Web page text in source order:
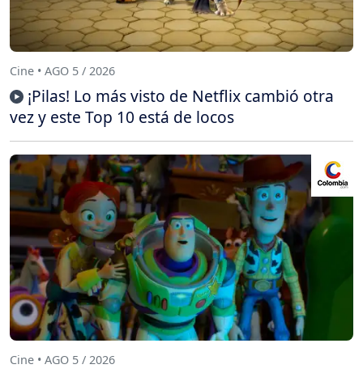
Cine • AGO 5 / 2026
¡Pilas! Lo más visto de Netflix cambió otra
vez y este Top 10 está de locos
Cine • AGO 5 / 2026